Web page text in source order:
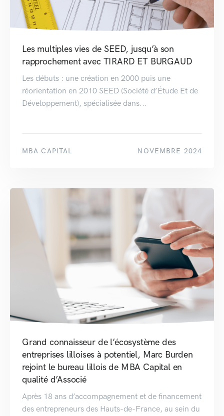
Les multiples vies de SEED, jusqu’à son
rapprochement avec TIRARD ET BURGAUD
Les débuts : une création en 2000 puis une
réorientation en 2010 SEED (Société d’Étude Et de
Développement), spécialisée dans...
MBA CAPITAL NOVEMBRE 2024
Grand connaisseur de l’écosystème des
entreprises lilloises à potentiel, Marc Burden
rejoint le bureau lillois de MBA Capital en
qualité d’Associé
Après 18 ans d’accompagnement et de financement
des entrepreneurs des Hauts-de-France, au sein du